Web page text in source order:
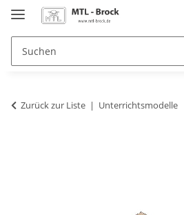
Zurück zur Liste Unterrichtsmodelle